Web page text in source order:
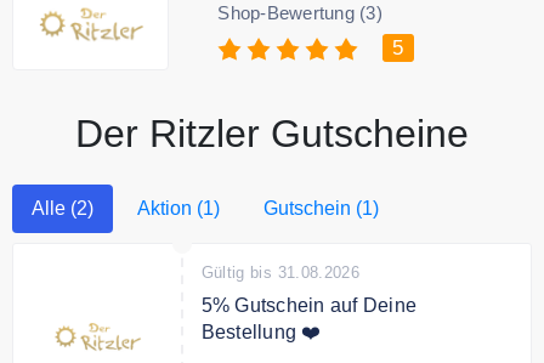
Shop-Bewertung (3)
5
Der Ritzler Gutscheine
Alle (2) Aktion (1) Gutschein (1)
Gültig bis 31.08.2026
5% Gutschein auf Deine
Bestellung ❤️